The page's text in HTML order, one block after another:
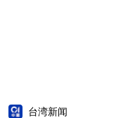
台湾新闻